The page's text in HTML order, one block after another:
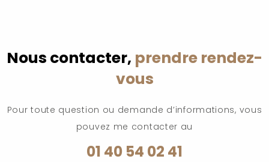
Nous contacter, prendre rendez-
vous
Pour toute question ou demande d’informations, vous
pouvez me contacter au
01 40 54 02 41